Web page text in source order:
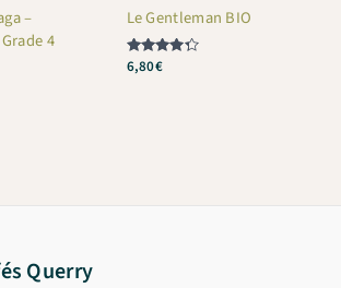
–
4
Le Gentleman BIO
Note
4.25
6,80€
Querry